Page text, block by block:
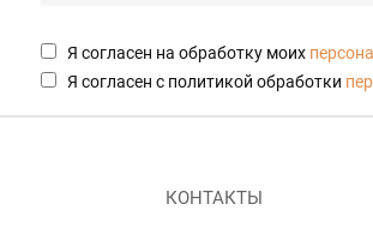
Я согласен на обработку моих
Я согласен с политикой обработки
КОНТАКТЫ